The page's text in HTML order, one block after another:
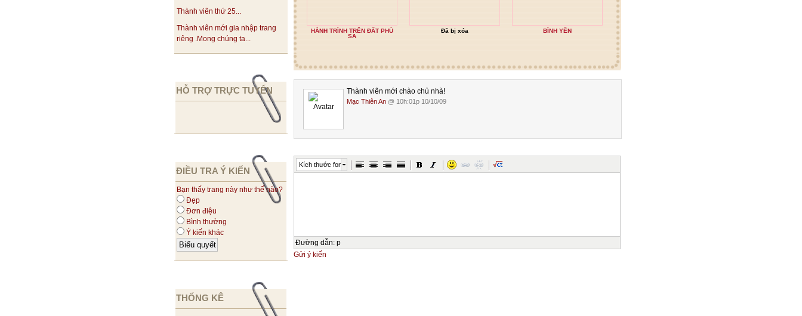
Thành viên thứ 25...
Thành viên mới gia nhập trang
riêng .Mong chúng ta...
HỖ TRỢ TRỰC TUYẾN
ĐIỀU TRA Ý KIẾN
Bạn thấy trang này như thế nào?
Đẹp
Đơn điệu
Bình thường
Ý kiến khác
THỐNG KÊ
HÀNH TRÌNH TRÊN ĐẤT PHÙ
SA
Đã bị xóa BÌNH YÊN
Thành viên mới chào chủ nhà!
Mạc Thiên An @ 10h:01p 10/10/09
Kích thước font
Đường dẫn: p
Gửi ý kiến